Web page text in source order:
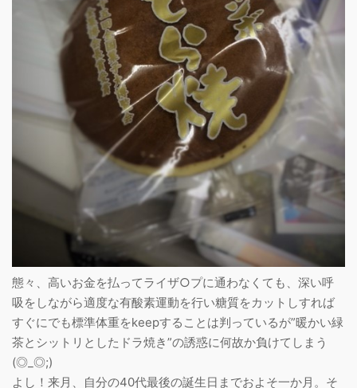
態々、高いお金を払ってライザ○プに通わなくても、深い呼
吸をしながら適度な有酸素運動を行い糖質をカットしすれば
すぐにでも標準体重をkeepすることは判っているが”暖かい緑
茶とシットリとしたドラ焼き”の誘惑に何故か負けてしまう
(◎_◎;)
よし！来月、自分の40代最後の誕生日までおよそ一か月。そ